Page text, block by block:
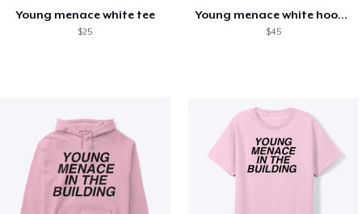
Young menace white tee
$25
Young menace white hoodie
$45